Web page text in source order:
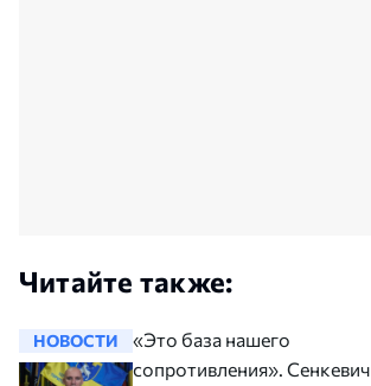
Читайте также:
НОВОСТИ
«Это база нашего
сопротивления». Сенкевич